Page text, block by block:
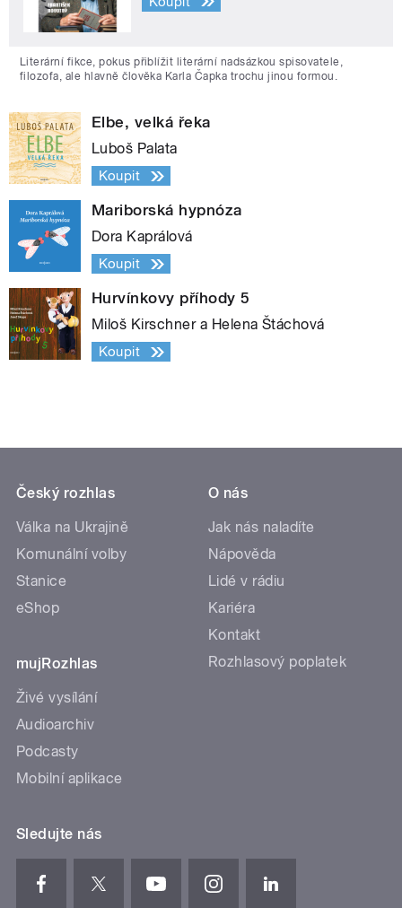
Literární fikce, pokus přiblížit literární nadsázkou spisovatele,
filozofa, ale hlavně člověka Karla Čapka trochu jinou formou.
Elbe, velká řeka
Luboš Palata
Koupit
Mariborská hypnóza
Dora Kaprálová
Koupit
Hurvínkovy příhody 5
Miloš Kirschner a Helena Štáchová
Koupit
Český rozhlas
Válka na Ukrajině
Komunální volby
Stanice
eShop
mujRozhlas
Živé vysílání
Audioarchiv
Podcasty
Mobilní aplikace
O nás
Jak nás naladíte
Nápověda
Lidé v rádiu
Kariéra
Kontakt
Rozhlasový poplatek
Sledujte nás